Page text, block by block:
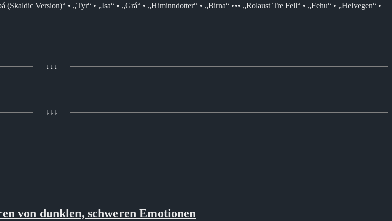
Version)“ • „Tyr“ • „Isa“ • „Grá“ • „Himinndotter“ • „Birna“ ••• „Rolaust Tre Fell“ • „Fehu“ • „Helvegen“ •
↓↓↓
↓↓↓
von dunklen, schweren Emotionen